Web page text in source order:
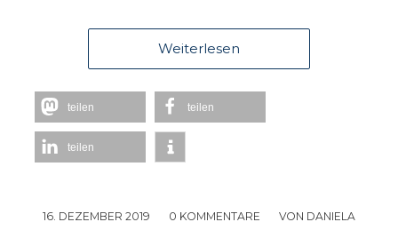
Weiterlesen
teilen teilen
teilen
16. DEZEMBER 2019
/ 0 KOMMENTARE
/ VON DANIELA